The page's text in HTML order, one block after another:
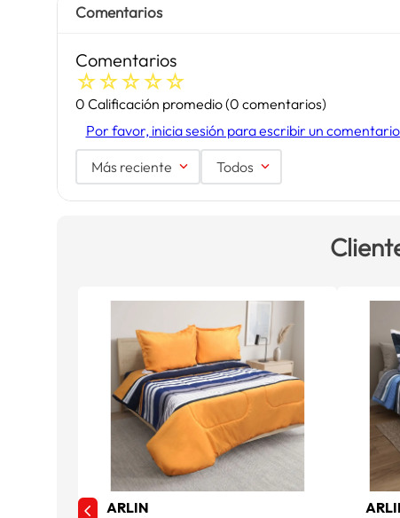
Comentarios
Comentarios
☆☆☆☆☆
0 Calificación promedio(0 comentarios)
Por favor, inicia sesión para escribir un
Más reciente Todos
ARLIN